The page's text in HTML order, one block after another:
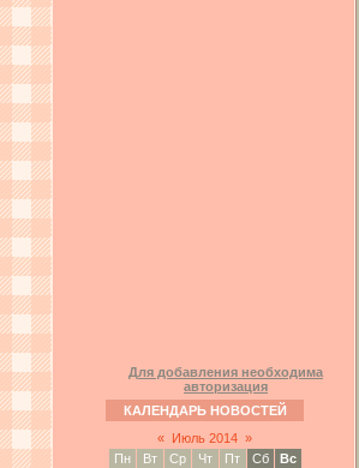
Для добавления необходима
авторизация
КАЛЕНДАРЬ НОВОСТЕЙ
«
Июль 2014 »
Пн
Вт Ср Чт Пт Сб
Вс